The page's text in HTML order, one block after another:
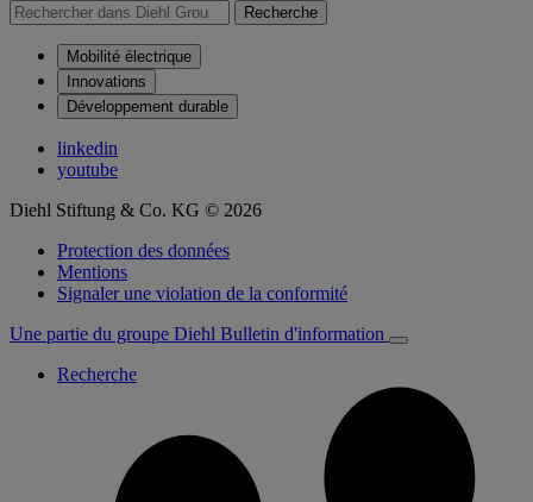
Recherche
Mobilité électrique
Innovations
Développement durable
linkedin
youtube
Diehl Stiftung & Co. KG © 2026
Protection des données
Mentions
Signaler une violation de la conformité
Une partie du groupe Diehl Bulletin d'information
Recherche